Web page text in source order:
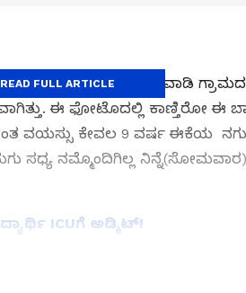
ಗ್ರಾಮದಲ್ಲಿ. ಡೋಣಿವಾಡಿ
ಈ ಫೋಟೊದಲ್ಲಿ ಕಾಣ್ತಿರೋ ಈ
ವಯಸ್ಸು ಕೇವಲ 9 ವರ್ಷ ಈಕೆಯ
ಸಧ್ಯ ನಮ್ಮೊಂದಿಗಿಲ್ಲ
ICUಗೆ ಅಡ್ಮಿಟ್!
READ FULL ARTICLE